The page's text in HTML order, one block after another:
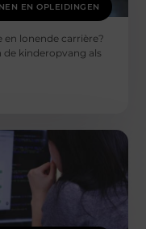
EN OPLEIDINGEN
en lonende carrière?
de kinderopvang als